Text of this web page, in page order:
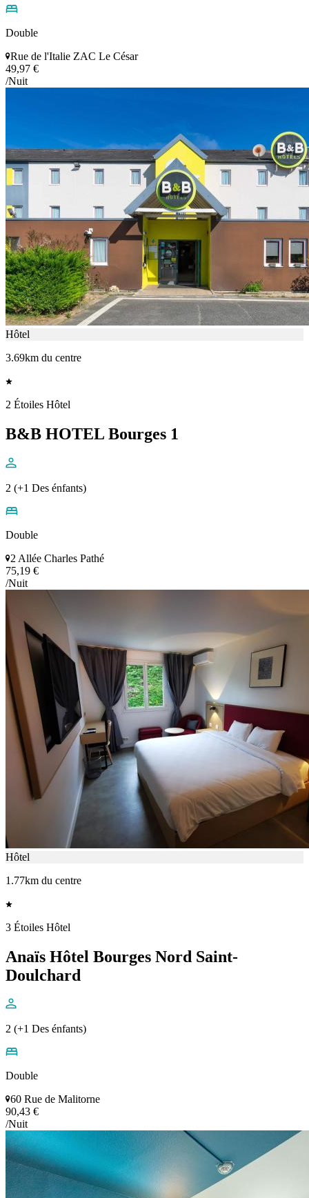
Double
Rue de l'Italie ZAC Le César
49,97 €
/Nuit
Hôtel
3.69km du centre
2 Étoiles Hôtel
B&B HOTEL Bourges 1
2 (+1 Des énfants)
Double
2 Allée Charles Pathé
75,19 €
/Nuit
Hôtel
1.77km du centre
3 Étoiles Hôtel
Anaïs Hôtel Bourges Nord Saint-
Doulchard
2 (+1 Des énfants)
Double
60 Rue de Malitorne
90,43 €
/Nuit